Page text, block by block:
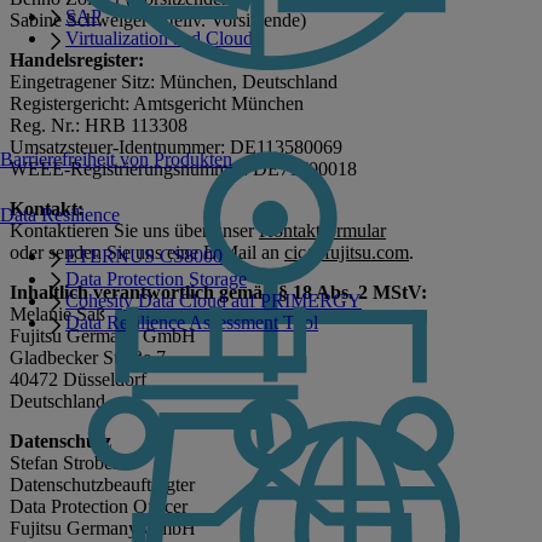
SAP
Virtualization and Cloud
Data Resilience
ETERNUS CS8000
Data Protection Storage
Cohesity Data Cloud auf PRIMERGY
Data Resilience Assessment Tool
Barrierefreiheit von Produkten
Sabine Schweiger (Stellv. Vorsitzende)
Handelsregister:
Eingetragener Sitz: München, Deutschland
Registergericht: Amtsgericht München
Reg. Nr.: HRB 113308
Umsatzsteuer-Identnummer: DE113580069
WEEE-Registrierungsnummer: DE71700018
Kontakt:
Kontaktieren Sie uns über unserKontaktformular
oder senden Sie uns eine E-Mail an cic@fujitsu.com.
Inhaltlich verantwortlich gemäß § 18 Abs. 2 MStV:
Melanie Saß
Fujitsu Germany GmbH
Gladbecker Straße 7
40472 Düsseldorf
Deutschland
Datenschutz
Stefan Strobel
Datenschutzbeauftragter
Data Protection Officer
Fujitsu Germany GmbH